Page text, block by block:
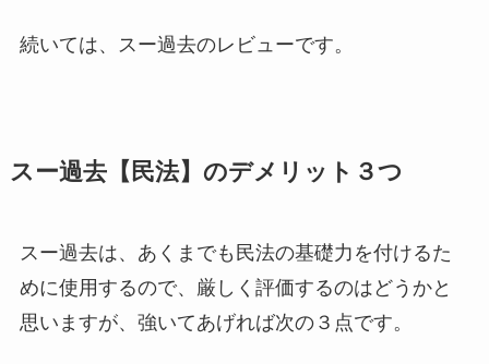
続いては、スー過去のレビューです。
スー過去【民法】のデメリット３つ
スー過去は、あくまでも民法の基礎力を付けるた
めに使用するので、厳しく評価するのはどうかと
思いますが、強いてあげれば次の３点です。